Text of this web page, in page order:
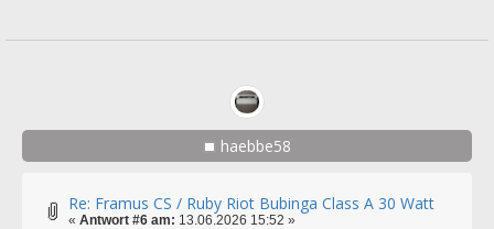
haebbe58
Re: Framus CS / Ruby Riot Bubinga Class A 30 Watt
« Antwort #6 am: 13.06.2026 15:52 »